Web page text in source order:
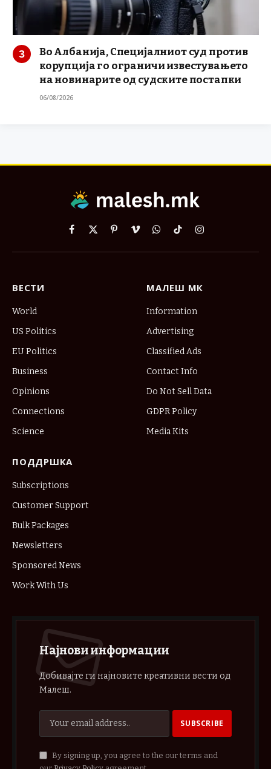
Во Албанија, Специјалниот суд против
корупција го ограничи известувањето
на новинарите од судските постапки
06/08/2026
Facebook
X
PinterestVimeoWhatsApp
TikTokInstagram
ВЕСТИ
World
US Politics
EU Politics
Business
Opinions
Connections
Science
МАЛЕШ МК
Information
Advertising
Classified Ads
Contact Info
Do Not Sell Data
GDPR Policy
Media Kits
ПОДДРШКА
Subscriptions
Customer Support
Bulk Packages
Newsletters
Sponsored News
Work With Us
Најнови информации
Добивајте ги најновите креативни вести од
Малеш.
By signing up, you agree to the our terms and